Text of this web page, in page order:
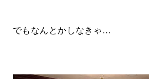
でもなんとかしなきゃ…